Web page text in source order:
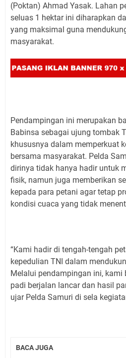
(Poktan) Ahmad Yasak. Lahan
seluas 1 hektar ini diharapkan
yang maksimal guna
masyarakat.
Pendampingan ini merupakan
Babinsa sebagai ujung tombak
khususnya dalam memperkuat
bersama masyarakat. Pelda
dirinya tidak hanya hadir untuk
fisik, namun juga memberikan
kepada para petani agar tetap
kondisi cuaca yang tidak
“Kami hadir di tengah-tengah
kepedulian TNI dalam
Melalui pendampingan ini, kami
padi berjalan lancar dan hasil
ujar Pelda Samuri di sela
BACA JUGA